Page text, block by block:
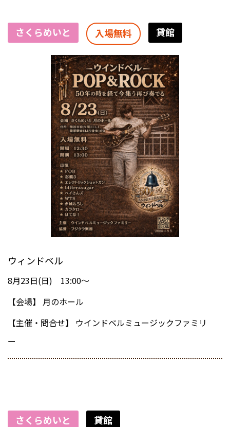
さくらめいと 入場無料 貸館
ウィンドベル
8月23日(日) 13:00～
【会場】
月のホール
【主催・問合せ】
ウインドベルミュージックファミリ
ー
さくらめいと 貸館